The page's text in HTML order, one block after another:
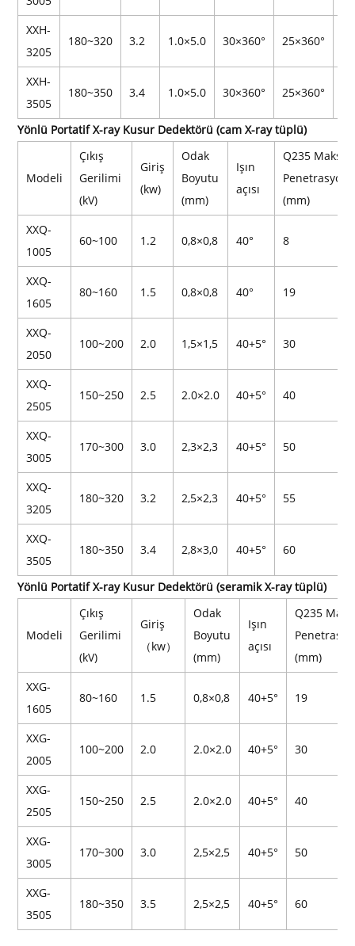
XXH-
3205
180~320 3.2 1.0×5.0 30×360° 25×360°
XXH-
3505
180~350 3.4 1.0×5.0 30×360° 25×360°
Yönlü Portatif X-ray Kusur Dedektörü (cam X-ray tüplü)
Modeli
Çıkış
Gerilimi
(kV)
Giriş
(kw)
Odak
Boyutu
(mm)
Işın
açısı
Q235 Maks.
Penetrasyon
(mm)
XXQ-
1005
60~100 1.2 0,8×0,8 40° 8
XXQ-
1605
80~160 1.5 0,8×0,8 40° 19
XXQ-
2050
100~200 2.0 1,5×1,5 40+5° 30
XXQ-
2505
150~250 2.5 2.0×2.0 40+5° 40
XXQ-
3005
170~300 3.0 2,3×2,3 40+5° 50
XXQ-
3205
180~320 3.2 2,5×2,3 40+5° 55
XXQ-
3505
180~350 3.4 2,8×3,0 40+5° 60
Yönlü Portatif X-ray Kusur Dedektörü (seramik X-ray tüplü)
Modeli
Çıkış
Gerilimi
(kV)
Giriş
（kw）
Odak
Boyutu
(mm)
Işın
açısı
Q235
(mm)
XXG-
1605
80~160 1.5 0,8×0,8 40+5° 19
XXG-
2005
100~200 2.0 2.0×2.0 40+5° 30
XXG-
2505
150~250 2.5 2.0×2.0 40+5° 40
XXG-
3005
170~300 3.0 2,5×2,5 40+5° 50
XXG-
3505
180~350 3.5 2,5×2,5 40+5° 60